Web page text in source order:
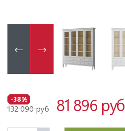
-38%
132 090 руб 81 896 руб